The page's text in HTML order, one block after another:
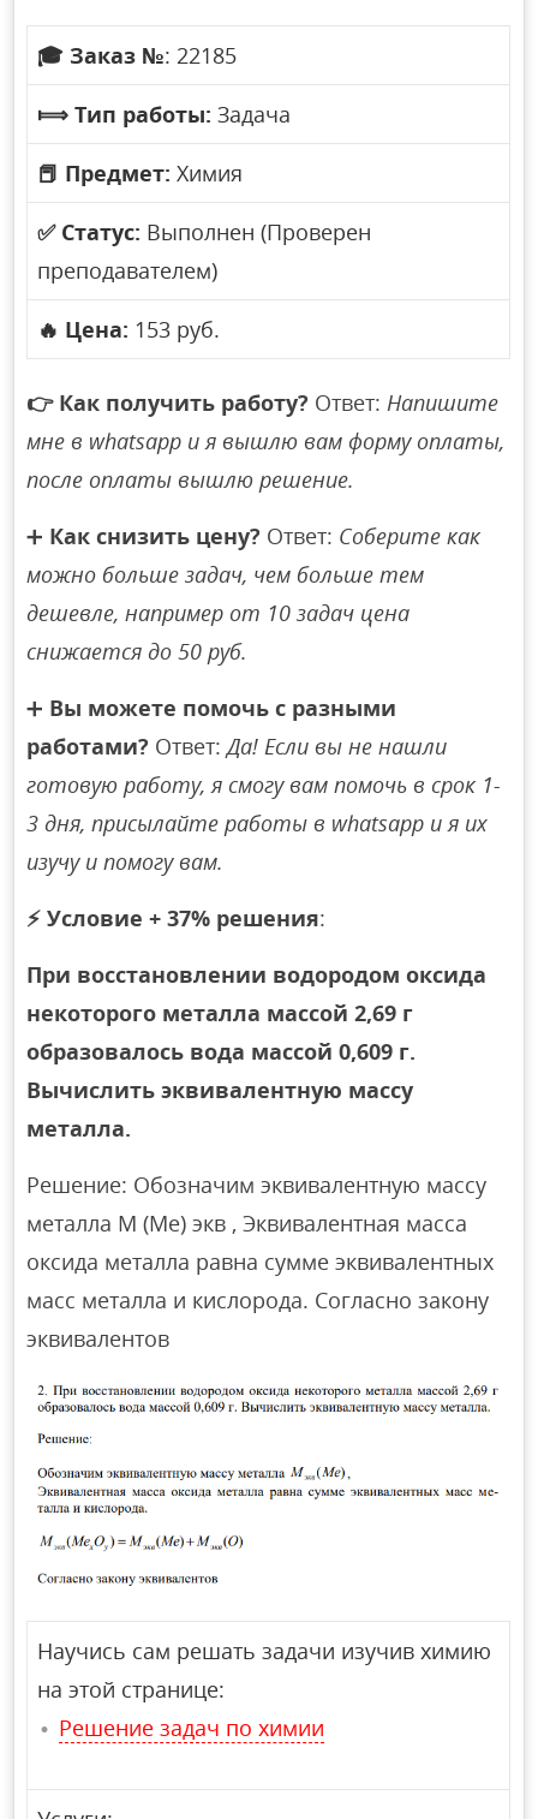
🎓 Заказ №: 22185
⟾ Тип работы: Задача
📕 Предмет: Химия
✅ Статус: Выполнен (Проверен
преподавателем)
🔥 Цена: 153 руб.
👉 Как получить работу? Ответ:Напишите
мне в whatsapp и я вышлю вам форму оплаты,
после оплаты вышлю решение.
➕ Как снизить цену? Ответ: Соберите как
можно больше задач, чем больше тем
дешевле, например от 10 задач цена
снижается до 50 руб.
➕ Вы можете помочь с разными
работами? Ответ:Да! Если вы не нашли
готовую работу, я смогу вам помочь в срок 1-
3 дня, присылайте работы в whatsapp и я их
изучу и помогу вам.
⚡ Условие + 37% решения:
При восстановлении водородом оксида
некоторого металла массой 2,69 г
образовалось вода массой 0,609 г.
Вычислить эквивалентную массу
металла.
Решение: Обозначим эквивалентную массу
металла М (Me) экв , Эквивалентная масса
оксида металла равна сумме эквивалентных
масс металла и кислорода. Согласно закону
эквивалентов
Научись сам решать задачи изучив химию
на этой странице:
Решение задач по химии